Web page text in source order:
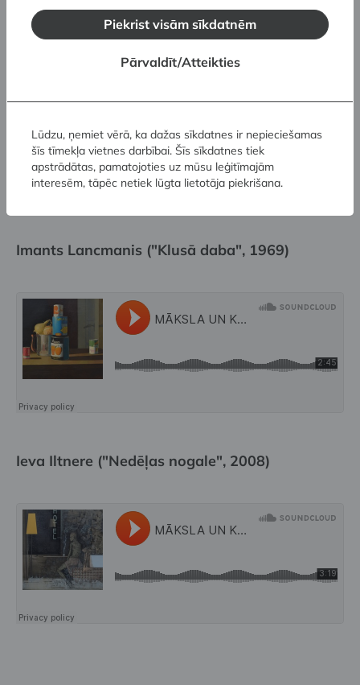
Auseklis Baušķenieks ("Pašportrets aiz stikla",
1986)
Imants Lancmanis ("Klusā daba", 1969)
Ieva Iltnere ("Nedēļas nogale", 2008)
Piekrist visām sīkdatnēm
Pārvaldīt/Atteikties
Lūdzu, ņemiet vērā, ka dažas sīkdatnes ir nepieciešamas
šīs tīmekļa vietnes darbībai. Šīs sīkdatnes tiek
apstrādātas, pamatojoties uz mūsu leģitīmajām
interesēm, tāpēc netiek lūgta lietotāja piekrišana.